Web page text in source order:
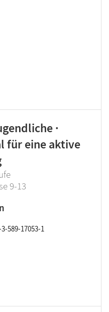
·
für eine aktive
9-13
589-17053-1